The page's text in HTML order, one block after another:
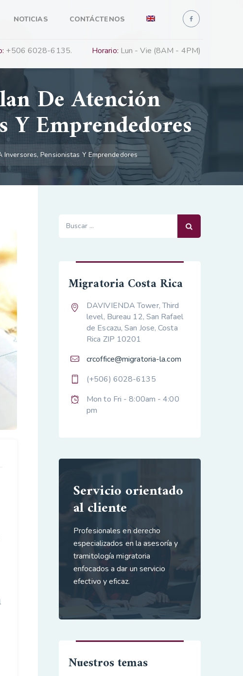
NOTICIAS CONTÁCTENOS
+506 6028-6135. Horario: Lun - Vie (8AM - 4PM)
De Atención
Y Emprendedores
Pensionistas Y Emprendedores
Migratoria Costa Rica
DAVIVIENDA Tower, Third
level, Bureau 12, San Rafael
de Escazu, San Jose, Costa
Rica ZIP 10201
crcoffice@migratoria-la.com
(+506) 6028-6135
Mon to Fri - 8:00am - 4:00
pm
Servicio orientado
al cliente
Profesionales en derecho
especializados en la asesoría y
tramitología migratoria
enfocados a dar un servicio
efectivo y eficaz.
Nuestros temas